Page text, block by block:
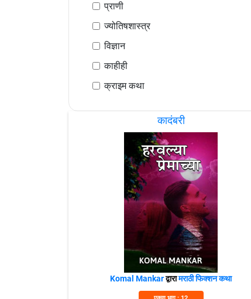
प्राणी
ज्योतिषशास्त्र
विज्ञान
काहीही
क्राइम कथा
कादंबरी
Komal Mankarद्वारामराठी फिक्शन कथा